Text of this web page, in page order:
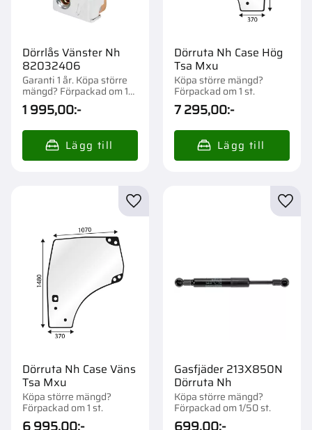
Dörrlås Vänster Nh
82032406
Garanti 1 år. Köpa större
mängd? Förpackad om 1
st.
1 995,00:-
Dörruta Nh Case Hög
Tsa Mxu
Köpa större mängd?
Förpackad om 1 st.
7 295,00:-
Dörruta Nh Case Väns
Tsa Mxu
Köpa större mängd?
Förpackad om 1 st.
Lägg till i favoriter
Gasfjäder 213X850N
Dörruta Nh
Köpa större mängd?
Förpackad om 1/50 st.